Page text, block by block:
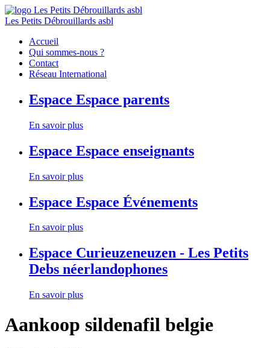
Les Petits Débrouillards asbl
Accueil
Qui sommes-nous ?
Contact
Réseau International
Espace Espace parents
En savoir plus
Espace Espace enseignants
En savoir plus
Espace Espace Événements
En savoir plus
Espace Curieuzeneuzen - Les Petits
Debs néerlandophones
En savoir plus
Aankoop sildenafil belgie